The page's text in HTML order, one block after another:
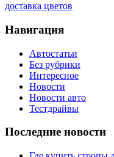
доставка цветов
Навигация
Автостатьи
Без рубрики
Интересное
Новости
Новости авто
Тестдрайвы
Последние новости